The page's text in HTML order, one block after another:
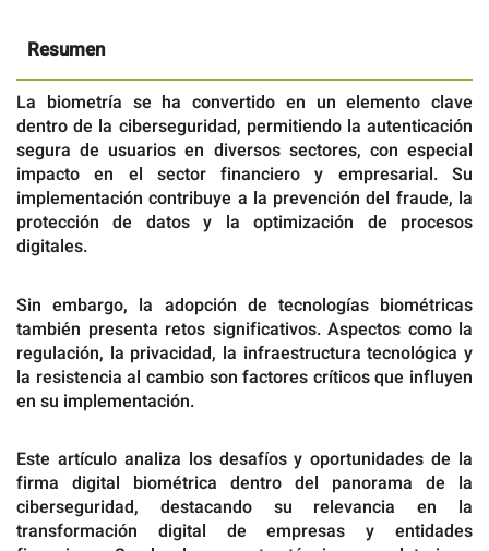
Resumen
La biometría se ha convertido en un elemento clave
dentro de la ciberseguridad, permitiendo la autenticación
segura de usuarios en diversos sectores, con especial
impacto en el sector financiero y empresarial. Su
implementación contribuye a la prevención del fraude, la
protección de datos y la optimización de procesos
digitales.
Sin embargo, la adopción de tecnologías biométricas
también presenta retos significativos. Aspectos como la
regulación, la privacidad, la infraestructura tecnológica y
la resistencia al cambio son factores críticos que influyen
en su implementación.
Este artículo analiza los desafíos y oportunidades de la
firma digital biométrica dentro del panorama de la
ciberseguridad, destacando su relevancia en la
transformación digital de empresas y entidades